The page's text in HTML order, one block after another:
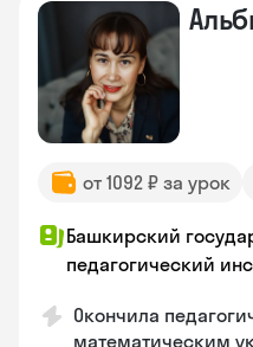
от 1092 ₽ за урок
Башкирский
педагогический
Окончила
математическим